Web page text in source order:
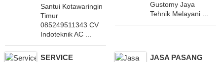
Santui Kotawaringin
Timur
085249511343 CV
Indoteknik AC ...
Gustomy Jaya
Tehnik Melayani ...
SERVICE
JASA PASANG